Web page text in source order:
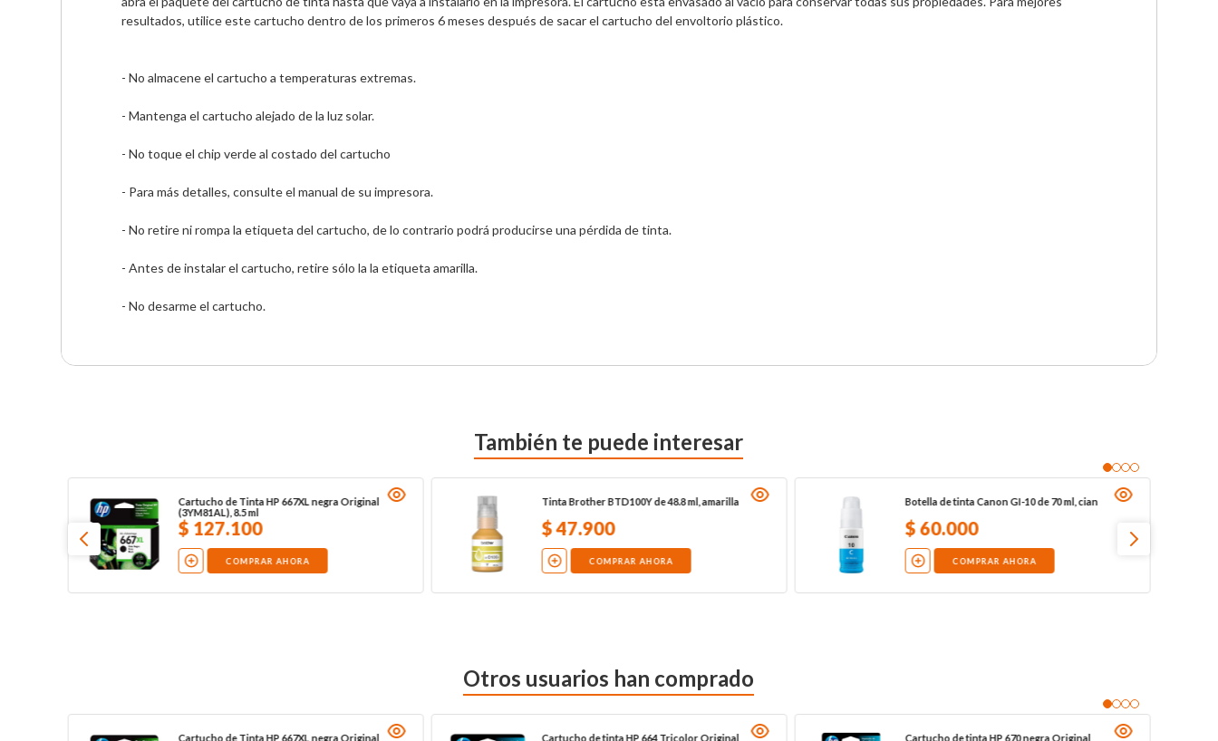
resultados, utilice este cartucho dentro de los primeros 6 meses después de sacar el cartucho del envoltorio plástico.
- No almacene el cartucho a temperaturas extremas.
- Mantenga el cartucho alejado de la luz solar.
- No toque el chip verde al costado del cartucho
- Para más detalles, consulte el manual de su impresora.
- No retire ni rompa la etiqueta del cartucho, de lo contrario podrá producirse una pérdida de tinta.
- Antes de instalar el cartucho, retire sólo la la etiqueta amarilla.
- No desarme el cartucho.
También te puede interesar
Cartucho de Tinta HP 667XL negra Original
(3YM81AL), 8.5 ml
$ 127.100
COMPRAR AHORA
Tinta Brother BTD100Y de 48.8 ml, amarilla
$47.900
COMPRAR AHORA
Botella de tinta Canon GI-10 de 70 ml, cian
$60.000
COMPRAR AHORA
Otros usuarios han comprado
Cartucho de Tinta HP 667XL negra Original
Cartucho de tinta HP 664 Tricolor Original
Cartucho de tinta HP 670 negra Original